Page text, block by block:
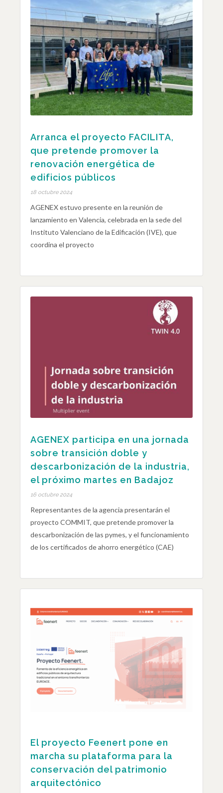
Arranca el proyecto FACILITA,
que pretende promover la
renovación energética de
edificios públicos
18 octubre 2024
AGENEX estuvo presente en la reunión de
lanzamiento en Valencia, celebrada en la sede del
Instituto Valenciano de la Edificación (IVE), que
coordina el proyecto
AGENEX participa en una jornada
sobre transición doble y
descarbonización de la industria,
el próximo martes en Badajoz
16 octubre 2024
Representantes de la agencia presentarán el
proyecto COMMIT, que pretende promover la
descarbonización de las pymes, y el funcionamiento
de los certificados de ahorro energético (CAE)
El proyecto Feenert pone en
marcha su plataforma para la
conservación del patrimonio
arquitectónico